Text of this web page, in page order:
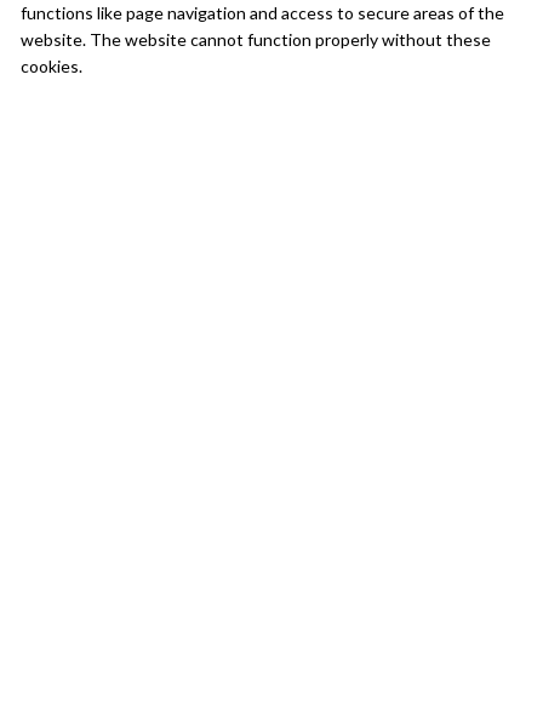
functions like page navigation and access to secure areas of the
website. The website cannot function properly without these
cookies.